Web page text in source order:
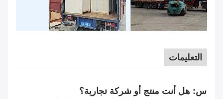
التعليمات
س: هل أنت منتج أو شركة تجارية؟